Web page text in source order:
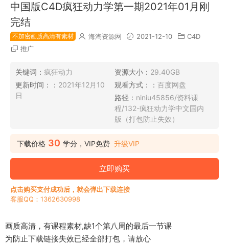
中国版C4D疯狂动力学第一期2021年01月刚
完结
不加密画质高清有素材 海淘资源网 2021-12-10
C4D
推广
关键词： 疯狂动力 资源大小： 29.40GB
更新时间：： 2021年12月10
日
观看方式：： 百度网盘
路径： niniu45856/资料课
程/132-疯狂动力学中文国内
版（打包防止失效）
下载价格 30 学分，VIP免费 升级VIP
立即购买
点击购买支付成功后，就会弹出下载连接
客服QQ：1362630998
画质高清，有课程素材,缺1个第八周的最后一节课
为防止下载链接失效已经全部打包，请放心